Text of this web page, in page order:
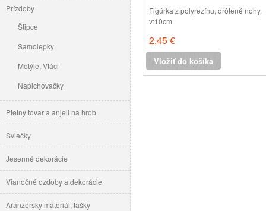
Prízdoby
Štipce
Samolepky
Motýle, Vtáci
Napichovačky
Pietny tovar a anjeli na hrob
Sviečky
Jesenné dekorácie
Vianočné ozdoby a dekorácie
Aranžérsky materiál, tašky
Figúrka z polyrezínu, drôtené nohy.
v:10cm
2,45 €
Vložiť do košíka